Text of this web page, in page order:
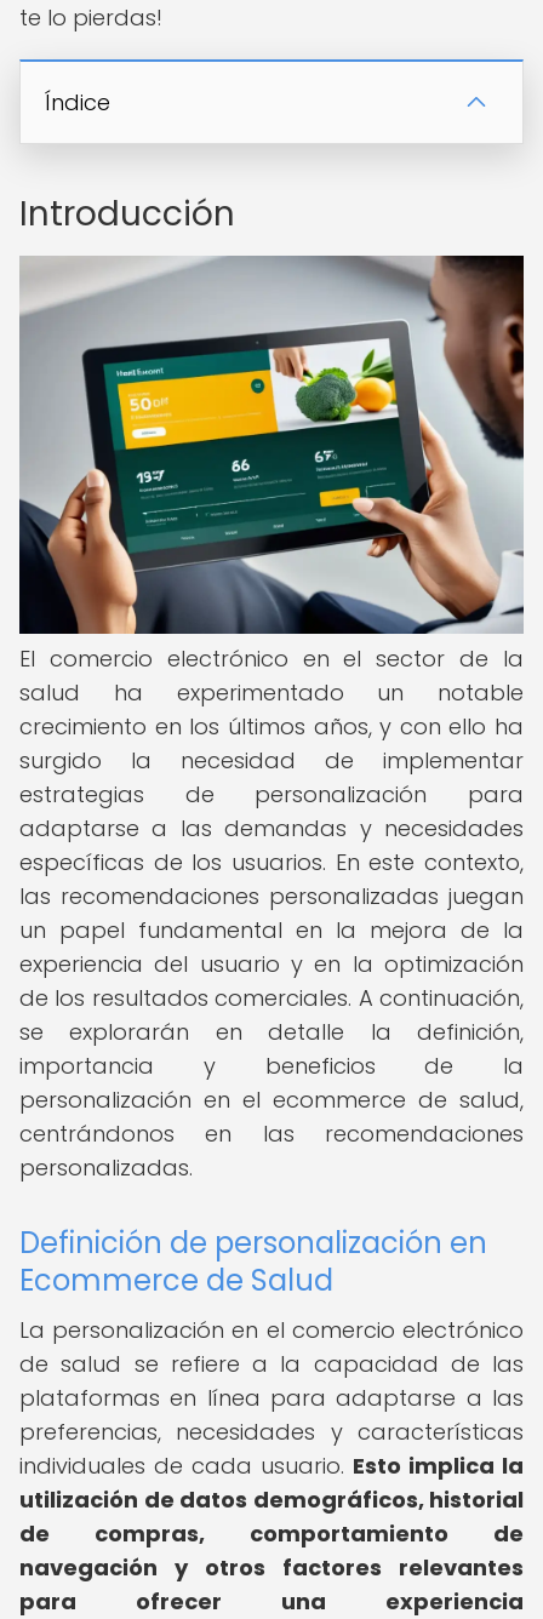
te lo pierdas!
Índice
Introducción
El comercio electrónico en el sector de la
salud ha experimentado un notable
crecimiento en los últimos años, y con ello ha
surgido la necesidad de implementar
estrategias de personalización para
adaptarse a las demandas y necesidades
específicas de los usuarios. En este contexto,
las recomendaciones personalizadas juegan
un papel fundamental en la mejora de la
experiencia del usuario y en la optimización
de los resultados comerciales. A continuación,
se explorarán en detalle la definición,
importancia y beneficios de la
personalización en el ecommerce de salud,
centrándonos en las recomendaciones
personalizadas.
Definición de personalización en
Ecommerce de Salud
La personalización en el comercio electrónico
de salud se refiere a la capacidad de las
plataformas en línea para adaptarse a las
preferencias, necesidades y características
individuales de cada usuario. Esto implica la
utilización de datos demográficos, historial
de compras, comportamiento de
navegación y otros factores relevantes
para ofrecer una experiencia